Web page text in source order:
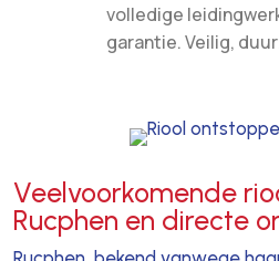
volledige
garantie. Veilig,
Veelvoorkomende
Rucphen en directe